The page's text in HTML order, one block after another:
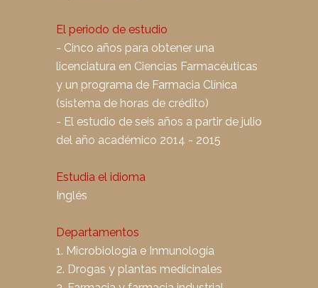
El periodo de estudio
- Cinco años para obtener una
licenciatura en Ciencias Farmacéuticas
y un programa de Farmacia Clínica
(sistema de horas de crédito)
- El estudio de seis años a partir de julio
del año académico 2014 - 2015
Estudia el idioma
Inglés
Departamentos
1. Microbiología e Inmunología
2. Drogas y plantas medicinales